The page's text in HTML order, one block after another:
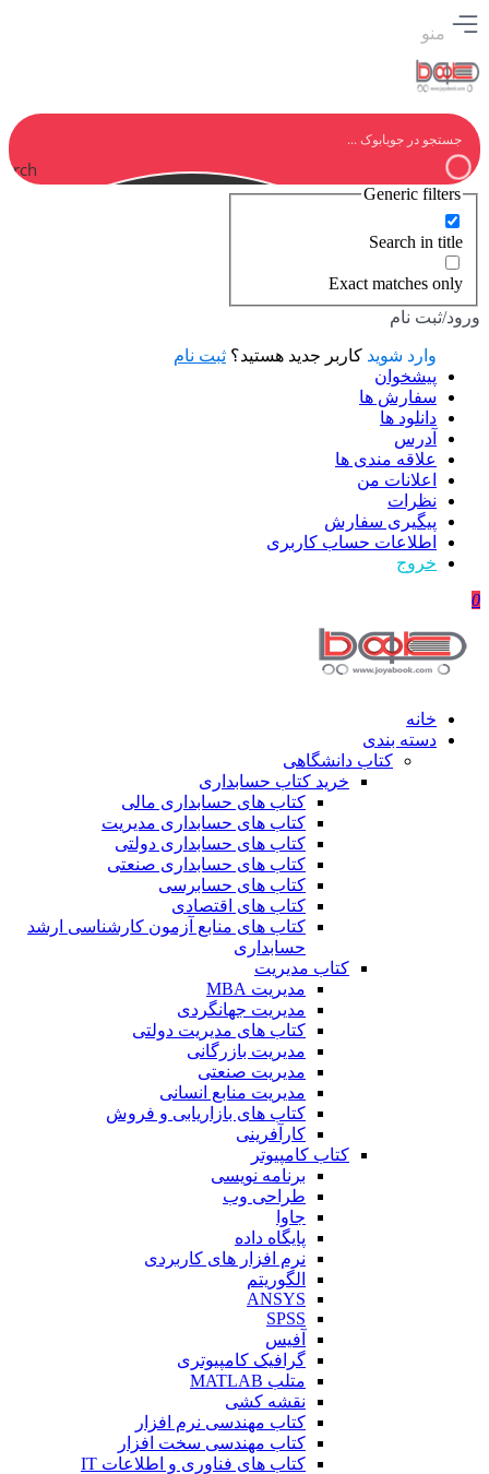
منو
Generic filters
Search in title
Exact matches only
ورود/ثبت نام
وارد شوید کاربر جدید هستید؟ ثبت نام
پیشخوان
سفارش ها
دانلود ها
آدرس
علاقه مندی ها
اعلانات من
نظرات
پیگیری سفارش
اطلاعات حساب كاربری
خروج
0
خانه
دسته بندی
کتاب دانشگاهی
خرید کتاب حسابداری
کتاب های حسابداری مالی
کتاب های حسابداری مدیریت
کتاب های حسابداری دولتی
کتاب های حسابداری صنعتی
کتاب های حسابرسی
کتاب های اقتصادی
کتاب های منابع آزمون کارشناسی ارشد
حسابداری
کتاب مدیریت
مدیریت MBA
مدیریت جهانگردی
کتاب های مدیریت دولتی
مدیریت بازرگانی
مدیریت صنعتی
مدیریت منابع انسانی
کتاب های بازاریابی و فروش
کارآفرینی
کتاب کامپیوتر
برنامه نویسی
طراحی وب
جاوا
پایگاه داده
نرم افزار های کاربردی
الگوریتم
ANSYS
SPSS
آفیس
گرافیک کامپیوتری
متلب MATLAB
نقشه کشی
کتاب مهندسی نرم افزار
کتاب مهندسی سخت افزار
کتاب های فناوری و اطلاعات IT